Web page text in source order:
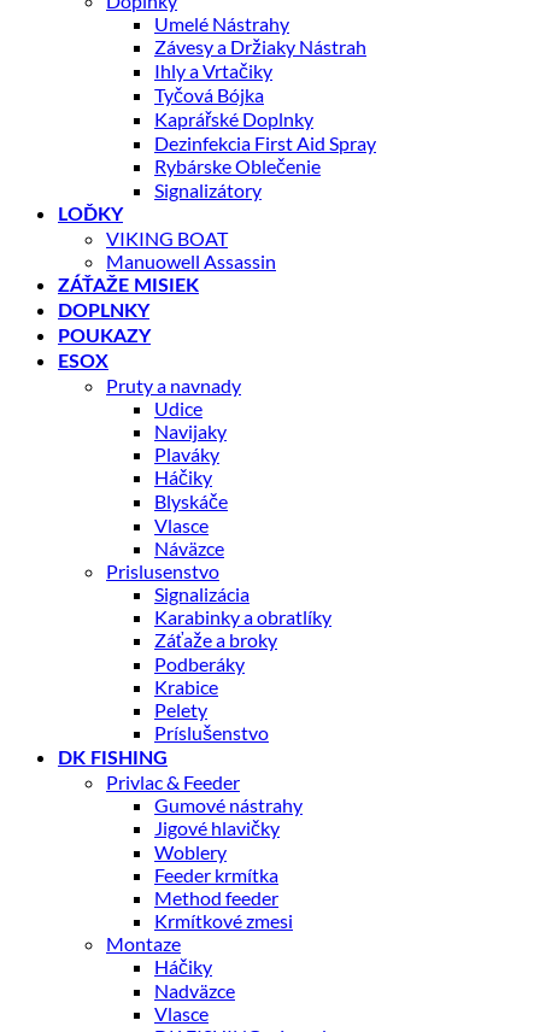
Umelé Nástrahy
Závesy a Držiaky Nástrah
Ihly a Vrtačiky
Tyčová Bójka
Kaprářské Doplnky
Dezinfekcia First Aid Spray
Rybárske Oblečenie
Signalizátory
LOĎKY
VIKING BOAT
Manuowell Assassin
ZÁŤAŽE MISIEK
DOPLNKY
POUKAZY
ESOX
Pruty a navnady
Udice
Navijaky
Plaváky
Háčiky
Blyskáče
Vlasce
Náväzce
Prislusenstvo
Signalizácia
Karabinky a obratlíky
Záťaže a broky
Podberáky
Krabice
Pelety
Príslušenstvo
DK FISHING
Privlac & Feeder
Gumové nástrahy
Jigové hlavičky
Woblery
Feeder krmítka
Method feeder
Krmítkové zmesi
Montaze
Háčiky
Nadväzce
Vlasce